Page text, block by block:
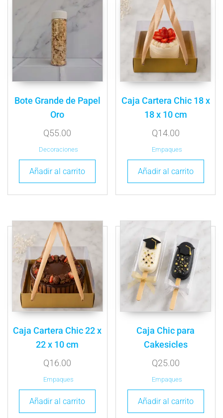
Bote Grande de Papel
Oro
Q55.00
Decoraciones
Añadir al carrito
Caja Cartera Chic 18 x
18 x 10 cm
Q14.00
Empaques
Añadir al carrito
Caja Cartera Chic 22 x
22 x 10 cm
Q16.00
Empaques
Añadir al carrito
Caja Chic para
Cakesicles
Q25.00
Empaques
Añadir al carrito